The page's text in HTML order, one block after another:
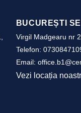
BUCUREȘTI
Virgil Madgearu nr
Telefon:
Email:
Vezi locația